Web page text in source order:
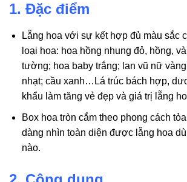
1. Đặc điểm
Lẵng hoa với sự kết hợp đủ màu sắc
loại hoa: hoa hồng nhung đỏ, hồng,
tường; hoa baby trắng; lan vũ nữ
nhạt; cầu xanh…Lá trúc bách hợp,
khẩu làm tăng vẻ đẹp và giá trị lẵng
Box hoa tròn cắm theo phong cách
dàng nhìn toàn diện được lẵng hoa
nào.